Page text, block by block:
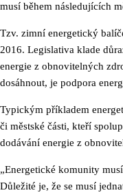
musí během následujících
Tzv. zimní energetický
2016. Legislativa klade
energie z obnovitelných
dosáhnout, je podpora
Typickým příkladem
či městské části, kteří
dodávání energie z
„Energetické komunity
Důležité je, že se musí